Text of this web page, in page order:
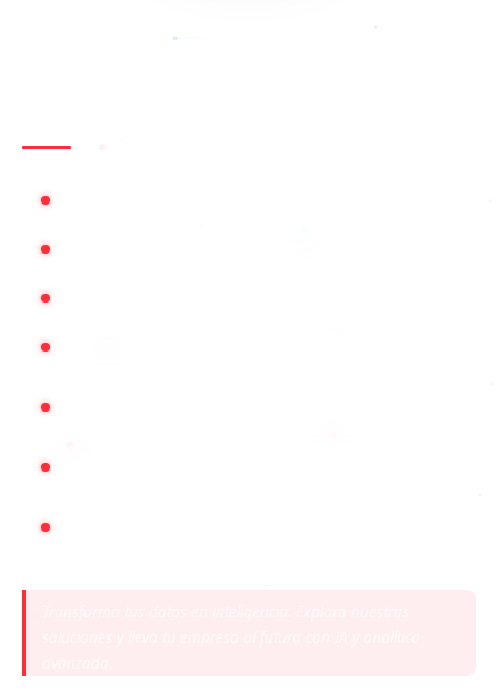
Talento especializado en integración y Apificación
Financial API (FAPI) y Open Banking
Pagos inmediatos Bre-B
Neurona
del cliente
Portafolio de herramientas agnósticas y personalizadas
servicio (iPaaS)